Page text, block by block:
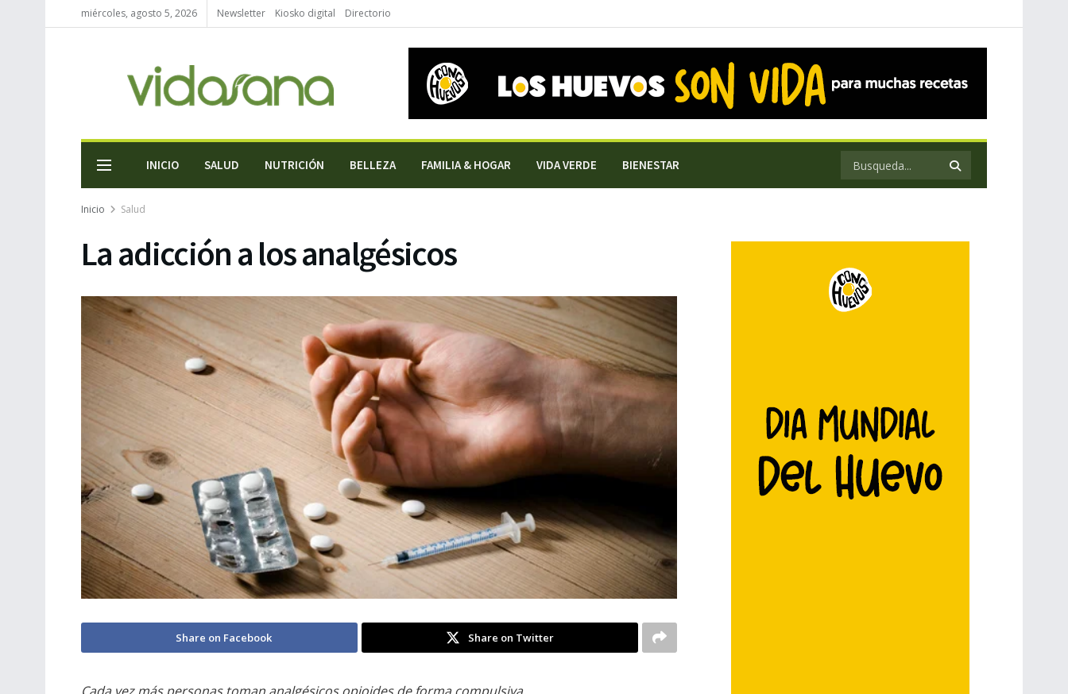
miércoles, agosto 5, 2026 Newsletter Kiosko digital Directorio
INICIO SALUD NUTRICIÓN BELLEZA FAMILIA & HOGAR VIDA VERDE BIENESTAR
Inicio Salud
La adicción a los analgésicos
Share on Facebook Share on Twitter